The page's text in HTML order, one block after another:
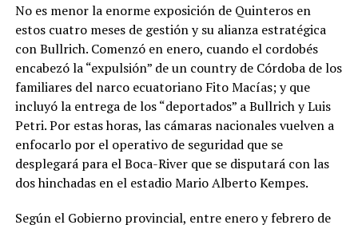
No es menor la enorme exposición de Quinteros en
estos cuatro meses de gestión y su alianza estratégica
con Bullrich. Comenzó en enero, cuando el cordobés
encabezó la “expulsión” de un country de Córdoba de los
familiares del narco ecuatoriano Fito Macías; y que
incluyó la entrega de los “deportados” a Bullrich y Luis
Petri. Por estas horas, las cámaras nacionales vuelven a
enfocarlo por el operativo de seguridad que se
desplegará para el Boca-River que se disputará con las
dos hinchadas en el estadio Mario Alberto Kempes.
Según el Gobierno provincial, entre enero y febrero de